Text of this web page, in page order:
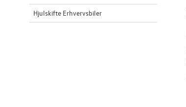
Hjulskifte Erhvervsbiler